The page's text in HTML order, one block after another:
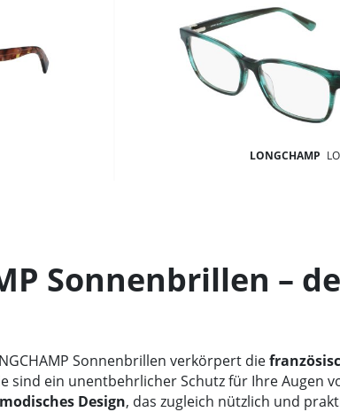
LONGCHAMP
Sonnenbrillen –
Sonnenbrillen verkörpert die
sind ein unentbehrlicher Schutz für Ihre Augen
Design, das zugleich nützlich und